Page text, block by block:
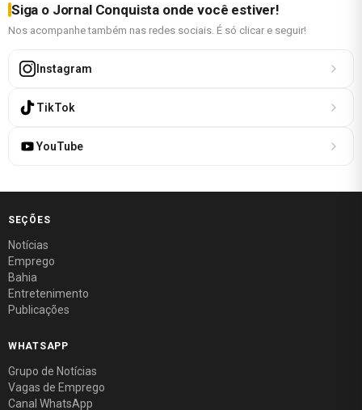
Siga o Jornal Conquista onde você estiver!
Nos acompanhe também nas redes sociais. É só clicar e seguir!
Instagram
TikTok
YouTube
SEÇÕES
Notícias
Emprego
Bahia
Entretenimento
Publicações
WHATSAPP
Grupo de Notícias
Vagas de Emprego
Canal WhatsApp